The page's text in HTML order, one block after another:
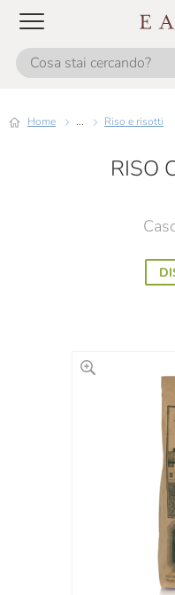
Home ... Riso e risotti
RISO